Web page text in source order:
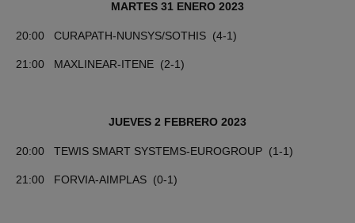
MARTES 31 ENERO 2023
20:00 CURAPATH-NUNSYS/SOTHIS (4-1)
21:00 MAXLINEAR-ITENE (2-1)
JUEVES 2 FEBRERO 2023
20:00 TEWIS SMART SYSTEMS-EUROGROUP (1-1)
21:00 FORVIA-AIMPLAS (0-1)